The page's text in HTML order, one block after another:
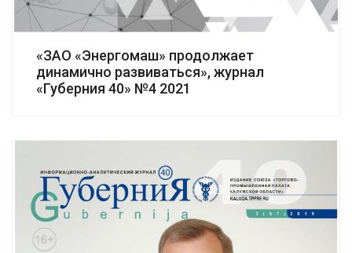
«ЗАО «Энергомаш» продолжает
динамично развиваться», журнал
«Губерния 40» №4 2021